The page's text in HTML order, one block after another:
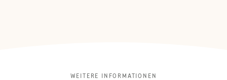
WEITERE INFORMATIONEN